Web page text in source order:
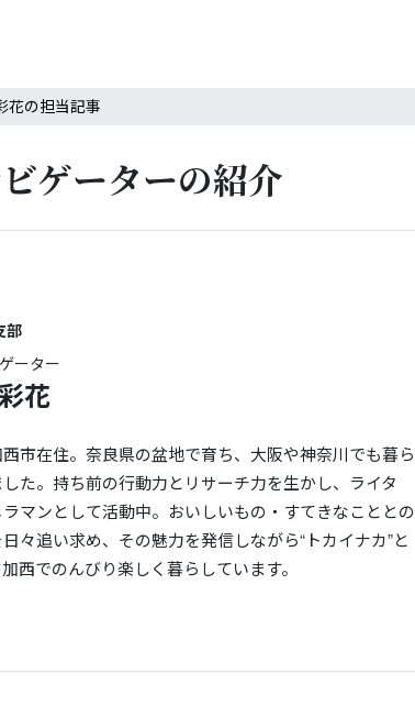
花の担当記事
ゲーターの紹介
部
ーター
花
市在住。奈良県の盆地で育ち、大阪や神奈川でも暮ら
した。持ち前の行動力とリサーチ力を生かし、ライタ
マンとして活動中。おいしいもの・すてきなこととの
々追い求め、その魅力を発信しながら“トカイナカ”と
西でのんびり楽しく暮らしています。